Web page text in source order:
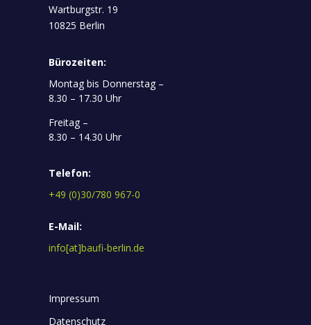
Wartburgstr. 19
10825 Berlin
Bürozeiten:
Montag bis Donnerstag –
8.30 – 17.30 Uhr
Freitag –
8.30 – 14.30 Uhr
Telefon:
+49 (0)30/780 967-0
E-Mail:
info[at]baufi-berlin.de
Impressum
Datenschutz